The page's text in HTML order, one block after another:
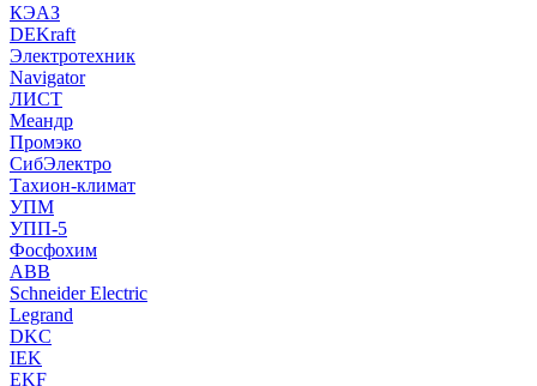
КЭАЗ
DEKraft
Электротехник
Navigator
ЛИСТ
Меандр
Промэко
СибЭлектро
Тахион-климат
УПМ
УПП-5
Фосфохим
ABB
Schneider Electric
Legrand
DKC
IEK
EKF